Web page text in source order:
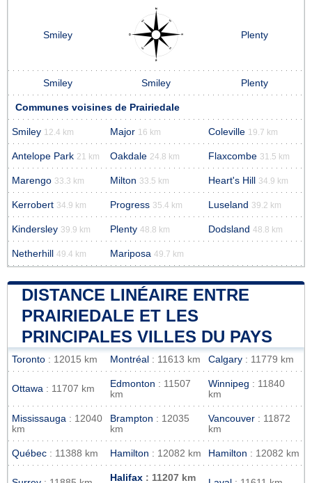
Smiley Plenty
Smiley Smiley Plenty
Communes voisines de Prairiedale
Smiley 12.4 km Major 16 km Coleville 19.7 km
Antelope Park 21 km Oakdale 24.8 km Flaxcombe 31.5 km
Marengo 33.3 km Milton 33.5 km Heart's Hill 34.9 km
Kerrobert 34.9 km Progress 35.4 km Luseland 39.2 km
Kindersley 39.9 km Plenty 48.8 km Dodsland 48.8 km
Netherhill 49.4 km Mariposa 49.7 km
DISTANCE LINÉAIRE ENTRE
PRAIRIEDALE ET LES
PRINCIPALES VILLES DU PAYS
Toronto : 12015 km Montréal : 11613 km Calgary : 11779 km
Ottawa : 11707 km Edmonton : 11507
km
Winnipeg : 11840
km
Mississauga : 12040
km
Brampton : 12035
km
Vancouver : 11872
km
Québec : 11388 km Hamilton : 12082 km Hamilton : 12082 km
Halifax : 11207 km